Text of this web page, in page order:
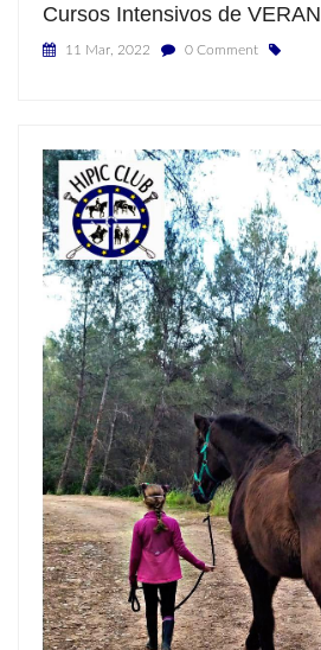
Cursos Intensivos de
11 Mar, 2022 0 Comment